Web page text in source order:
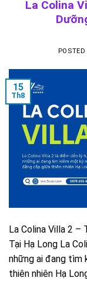
La Colina
15
Th8
La Colina Villa 2 –
Tại Hạ Long La
những ai đang tìm
thiên nhiên Hạ